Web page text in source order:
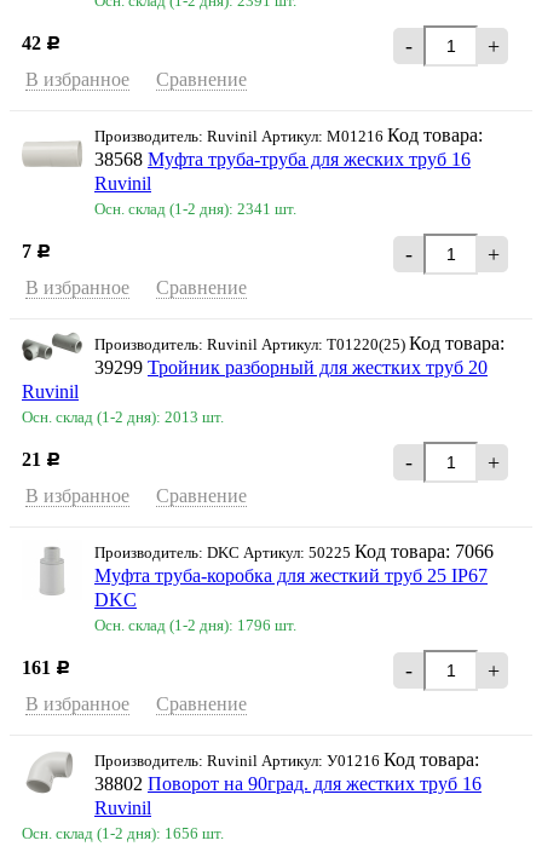
42 Р - +
В избранное Сравнение
Производитель: Ruvinil Артикул: М01216 Код товара:
38568 Муфта труба-труба для жеских труб 16
Ruvinil
Осн. склад (1-2 дня): 2341 шт.
7 Р - +
В избранное Сравнение
Производитель: Ruvinil Артикул: Т01220(25) Код товара:
39299 Тройник разборный для жестких труб 20
Ruvinil
Осн. склад (1-2 дня): 2013 шт.
21 Р - +
В избранное Сравнение
Производитель: DKC Артикул: 50225 Код товара: 7066
Муфта труба-коробка для жесткий труб 25 IP67
DKC
Осн. склад (1-2 дня): 1796 шт.
161 Р - +
В избранное Сравнение
Производитель: Ruvinil Артикул: У01216 Код товара:
38802 Поворот на 90град. для жестких труб 16
Ruvinil
Осн. склад (1-2 дня): 1656 шт.